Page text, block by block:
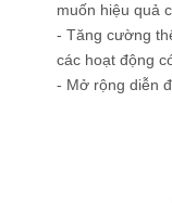
muốn hiệu quả
- Tăng cường
các hoạt động
- Mở rộng diễn